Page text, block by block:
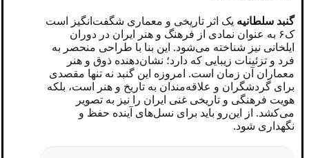
گنبد سلطانیه یک اثر تاریخی و معماری شگفت‌انگیز است
ک۶ به عنوان نمادی از فرهنگ و هنر ایران در دوران
ایلخانی نیز شناخته می‌شود. این بنا با طراحی منحصر به
فرد و تزئینات زیبایی که دارد؛ نشان‌دهنده ذوق و هنر
معماران آن زمان است. امروزه این گنبد نه تنها مقصدی
برای گردشگران و علاقه‌مندان به تاریخ و هنر است، بلکه
هویت فرهنگی و تاریخی غنی ایران را نیز به تصویر
می‌کشد. از این‌رو باید برای نسل‌های آینده حفظ و
نگهداری شود.